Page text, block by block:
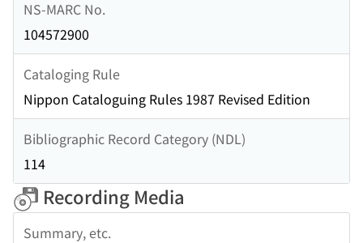
NS-MARC No.
104572900
Cataloging Rule
Nippon Cataloguing Rules 1987 Revised Edition
Bibliographic Record Category (NDL)
114
Recording Media
Summary, etc.